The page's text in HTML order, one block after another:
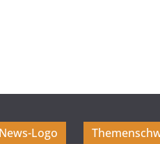
Logo